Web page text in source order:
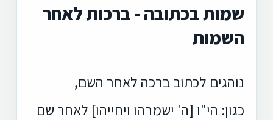
שמות בכתובה - ברכות לאחר
השמות
נוהגים לכתוב ברכה לאחר השם,
כגון: הי"ו [ה' ישמרהו ויחייהו] לאחר שם